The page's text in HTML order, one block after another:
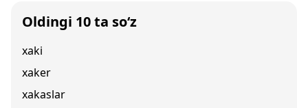
Oldingi 10 ta so‘z
xaki
xaker
xakaslar